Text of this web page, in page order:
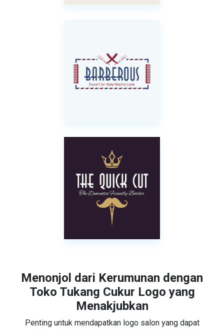
Menonjol dari Kerumunan dengan
Toko Tukang Cukur Logo yang
Menakjubkan
Penting untuk mendapatkan logo salon yang dapat